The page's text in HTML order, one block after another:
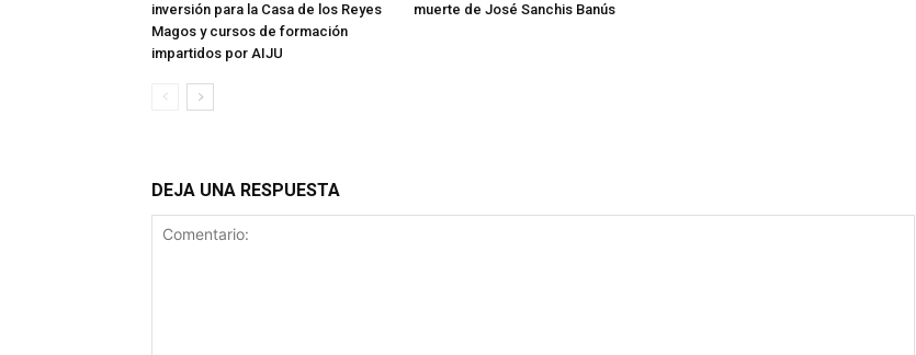
inversión para la Casa de los Reyes
Magos y cursos de formación
impartidos por AIJU
muerte de José Sanchis Banús
DEJA UNA RESPUESTA